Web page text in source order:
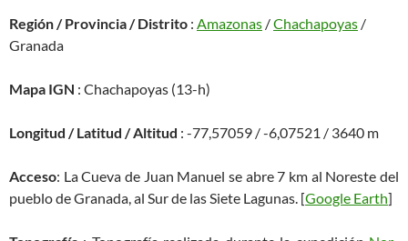
Región / Provincia / Distrito : Amazonas /Chachapoyas /
Granada
Mapa IGN : Chachapoyas (13-h)
Longitud / Latitud / Altitud : -77,57059 / -6,07521 / 3640 m
Acceso: La Cueva de Juan Manuel se abre 7 km al Noreste del
pueblo de Granada, al Sur de las Siete Lagunas. [Google Earth]